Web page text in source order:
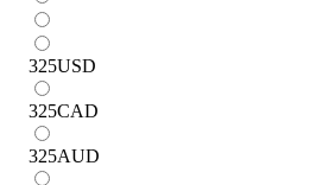
325USD
325CAD
325AUD